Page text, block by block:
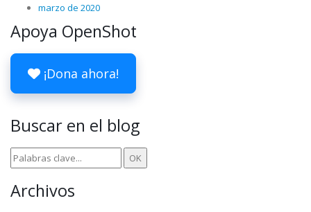
marzo de 2020
Apoya OpenShot
¡Dona ahora!
Buscar en el blog
Archivos